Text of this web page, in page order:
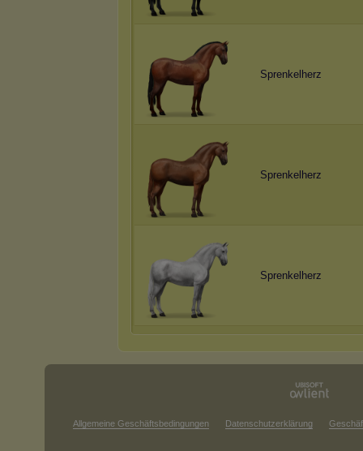
Sprenkelherz
Sprenkelherz
Sprenkelherz
Allgemeine Geschäftsbedingungen Datenschutzerklärung